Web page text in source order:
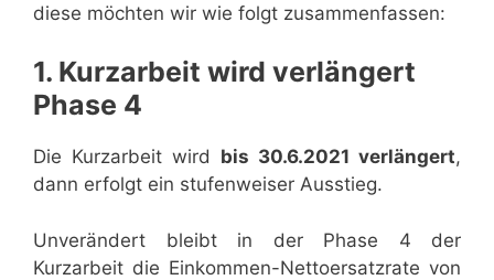
diese möchten wir wie folgt zusammenfassen:
1. Kurzarbeit wird verlängert
Phase 4
Die Kurzarbeit wird bis 30.6.2021 verlängert,
dann erfolgt ein stufenweiser Ausstieg.
Unverändert bleibt in der Phase 4 der
Kurzarbeit die Einkommen-Nettoersatzrate von